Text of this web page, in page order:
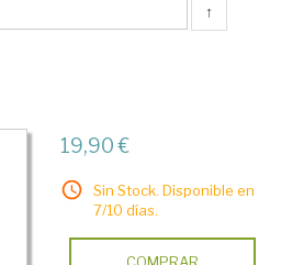
↑
19,90 €
Sin Stock. Disponible en
7/10 días.